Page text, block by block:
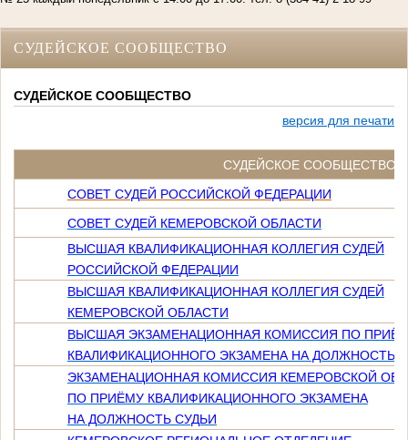
СУДЕЙСКОЕ СООБЩЕСТВО
СУДЕЙСКОЕ СООБЩЕСТВО
версия для печати
СУДЕЙСКОЕ СООБЩЕСТВО
СОВЕТ СУДЕЙ РОССИЙСКОЙ ФЕДЕРАЦИИ
СОВЕТ СУДЕЙ КЕМЕРОВСКОЙ ОБЛАСТИ
ВЫСШАЯ КВАЛИФИКАЦИОННАЯ КОЛЛЕГИЯ СУДЕЙ
РОССИЙСКОЙ ФЕДЕРАЦИИ
ВЫСШАЯ КВАЛИФИКАЦИОННАЯ КОЛЛЕГИЯ СУДЕЙ
КЕМЕРОВСКОЙ ОБЛАСТИ
ВЫСШАЯ ЭКЗАМЕНАЦИОННАЯ КОМИССИЯ ПО
КВАЛИФИКАЦИОННОГО ЭКЗАМЕНА НА ДОЛЖНОСТЬ
ЭКЗАМЕНАЦИОННАЯ КОМИССИЯ КЕМЕРОВСКОЙ
ПО ПРИЁМУ КВАЛИФИКАЦИОННОГО ЭКЗАМЕНА
НА ДОЛЖНОСТЬ СУДЬИ